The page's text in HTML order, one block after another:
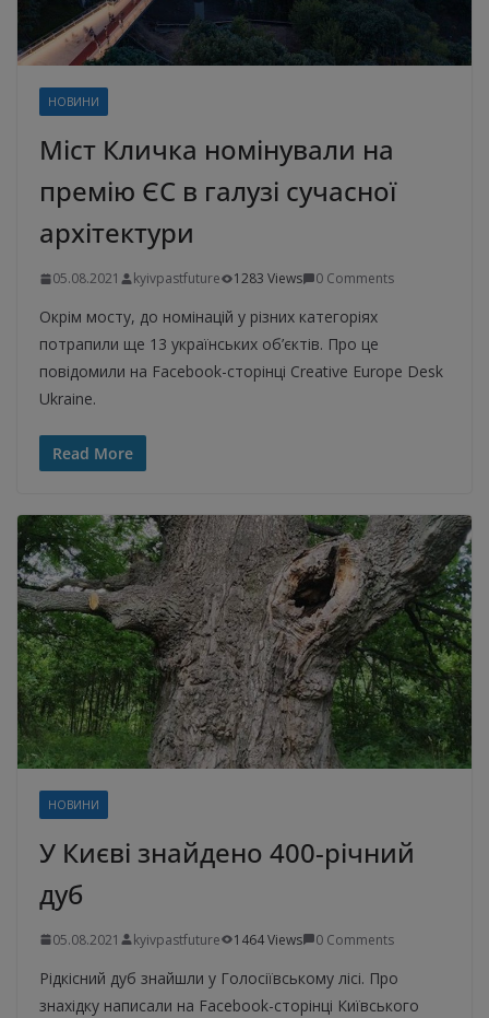
НОВИНИ
Міст Кличка номінували на
премію ЄС в галузі сучасної
архітектури
05.08.2021 kyivpastfuture 1283 Views 0 Comments
Окрім мосту, до номінацій у різних категоріях
потрапили ще 13 українських об’єктів. Про це
повідомили на Facebook-сторінці Creative Europe Desk
Ukraine.
Read More
НОВИНИ
У Києві знайдено 400-річний
дуб
05.08.2021 kyivpastfuture 1464 Views 0 Comments
Рідкісний дуб знайшли у Голосіївському лісі. Про
знахідку написали на Facebook-сторінці Київського